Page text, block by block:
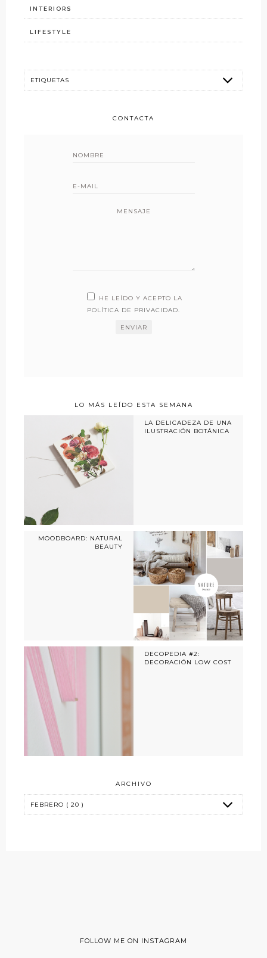
INTERIORS
LIFESTYLE
CONTACTA
MENSAJE
HE LEÍDO Y ACEPTO LA
POLÍTICA DE PRIVACIDAD.
LO MÁS LEÍDO ESTA SEMANA
LA DELICADEZA DE UNA
ILUSTRACIÓN BOTÁNICA
MOODBOARD: NATURAL
BEAUTY
DECOPEDIA #2:
DECORACIÓN LOW COST
ARCHIVO
FOLLOW ME ON INSTAGRAM